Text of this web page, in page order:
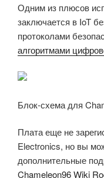
Одним из плюсов
заключается в IoT
протоколами
алгоритмами
Блок-схема для
Плата еще не
Electronics, но вы
дополнительные
Chameleon96 Wiki